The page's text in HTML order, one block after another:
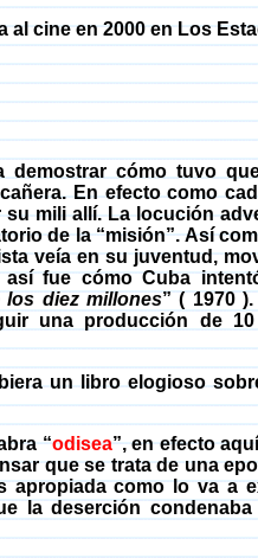
al cine en 2000 en Los
demostrar cómo tuvo
En efecto como
mili allí. La locución
de la “misión”. Así
veía en su juventud,
fue cómo Cuba
los diez millones”( 1970).
una producción de
un libro elogioso
“odisea”, en efecto
que se trata de una
apropiada como lo va a
la deserción condenaba